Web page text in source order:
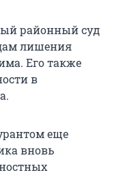
районный суд
лишения
Его также
в
еще
вновь